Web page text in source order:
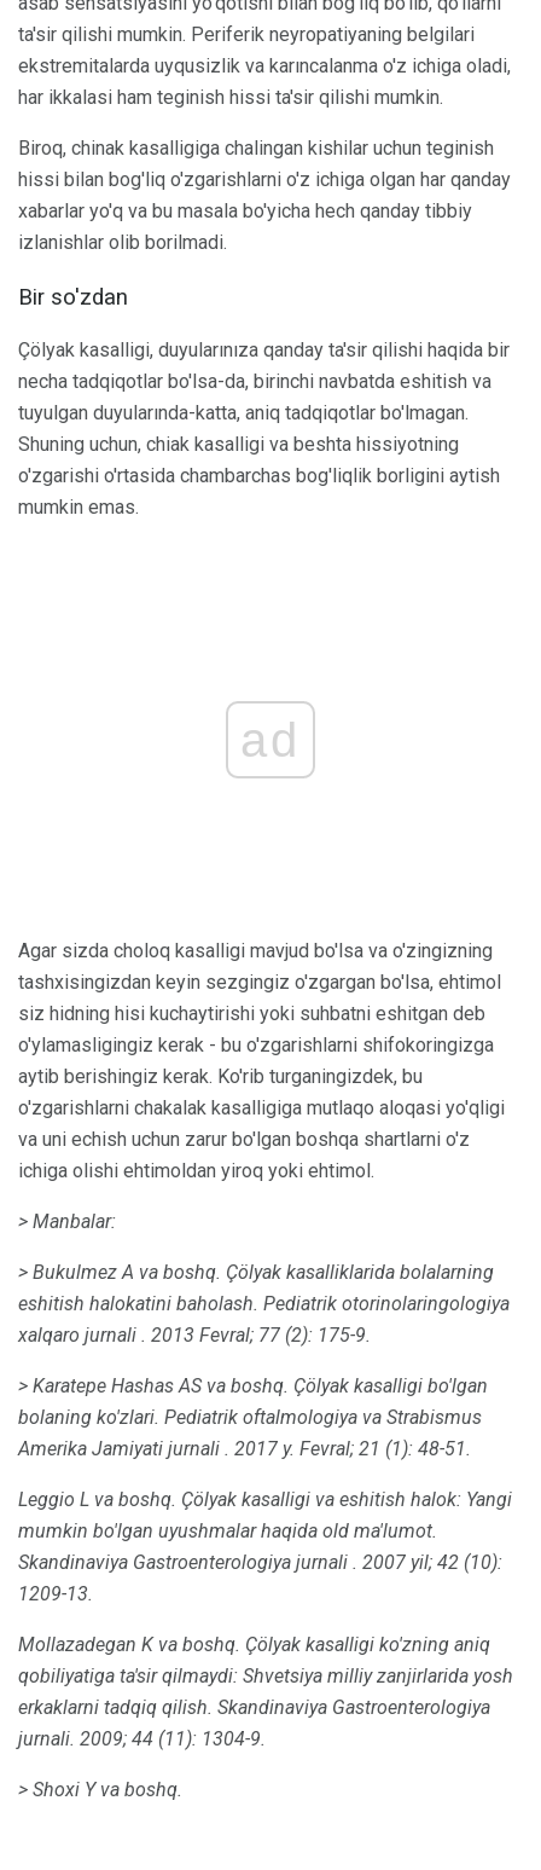
ta'sir qilishi mumkin. Periferik neyropatiyaning belgilari
ekstremitalarda uyqusizlik va karıncalanma o'z ichiga oladi,
har ikkalasi ham teginish hissi ta'sir qilishi mumkin.
Biroq, chinak kasalligiga chalingan kishilar uchun teginish
hissi bilan bog'liq o'zgarishlarni o'z ichiga olgan har qanday
xabarlar yo'q va bu masala bo'yicha hech qanday tibbiy
izlanishlar olib borilmadi.
Bir so'zdan
Çölyak kasalligi, duyularınıza qanday ta'sir qilishi haqida bir
necha tadqiqotlar bo'lsa-da, birinchi navbatda eshitish va
tuyulgan duyularında-katta, aniq tadqiqotlar bo'lmagan.
Shuning uchun, chiak kasalligi va beshta hissiyotning
o'zgarishi o'rtasida chambarchas bog'liqlik borligini aytish
mumkin emas.
ad
Agar sizda choloq kasalligi mavjud bo'lsa va o'zingizning
tashxisingizdan keyin sezgingiz o'zgargan bo'lsa, ehtimol
siz hidning hisi kuchaytirishi yoki suhbatni eshitgan deb
o'ylamasligingiz kerak - bu o'zgarishlarni shifokoringizga
aytib berishingiz kerak. Ko'rib turganingizdek, bu
o'zgarishlarni chakalak kasalligiga mutlaqo aloqasi yo'qligi
va uni echish uchun zarur bo'lgan boshqa shartlarni o'z
ichiga olishi ehtimoldan yiroq yoki ehtimol.
> Manbalar:
> Bukulmez A va boshq. Çölyak kasalliklarida bolalarning
eshitish halokatini baholash. Pediatrik otorinolaringologiya
xalqaro jurnali . 2013 Fevral; 77 (2): 175-9.
> Karatepe Hashas AS va boshq. Çölyak kasalligi bo'lgan
bolaning ko'zlari. Pediatrik oftalmologiya va Strabismus
Amerika Jamiyati jurnali . 2017 y. Fevral; 21 (1): 48-51.
Leggio L va boshq. Çölyak kasalligi va eshitish halok: Yangi
mumkin bo'lgan uyushmalar haqida old ma'lumot.
Skandinaviya Gastroenterologiya jurnali . 2007 yil; 42 (10):
1209-13.
Mollazadegan K va boshq. Çölyak kasalligi ko'zning aniq
qobiliyatiga ta'sir qilmaydi: Shvetsiya milliy zanjirlarida yosh
erkaklarni tadqiq qilish. Skandinaviya Gastroenterologiya
jurnali. 2009; 44 (11): 1304-9.
> Shoxi Y va boshq.